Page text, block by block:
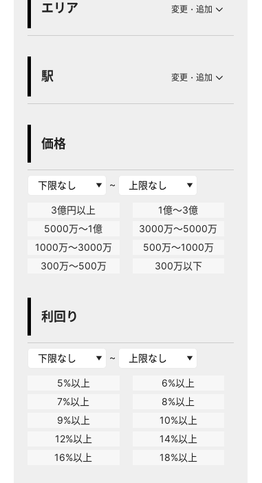
エリア 変更・追加
駅 変更・追加
価格
~
3億円以上
1億～3億
5000万～1億
3000万～5000万
1000万～3000万
500万～1000万
300万～500万
300万以下
利回り
~
5%以上
6%以上
7%以上
8%以上
9%以上
10%以上
12%以上
14%以上
16%以上
18%以上